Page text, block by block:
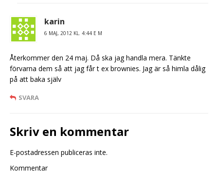
karin
6 MAJ, 2012 KL. 4:44 E M
Återkommer den 24 maj. Då ska jag handla mera. Tänkte
förvarna dem så att jag får t ex brownies. Jag är så himla dålig
på att baka själv
SVARA
Skriv en kommentar
E-postadressen publiceras inte.
Kommentar